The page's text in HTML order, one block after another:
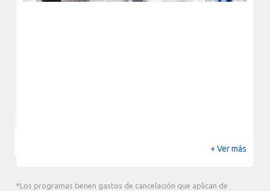
+ Ver más
*Los programas tienen gastos de cancelación que aplican de